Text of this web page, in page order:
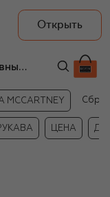
Открыть
Серебряные повседневные платья для девочек Diesel
MCCARTNEY
ЦЕНА